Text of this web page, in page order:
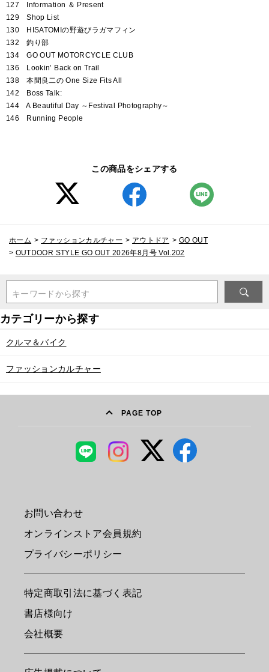
127 Information ＆ Present
129 Shop List
130 HISATOMIの野遊びラガマフィン
132 釣り部
134 GO OUT MOTORCYCLE CLUB
136 Lookin’ Back on Trail
138 本間良二の One Size Fits All
142 Boss Talk:
144 A Beautiful Day ～Festival Photography～
146 Running People
この商品をシェアする
ホーム > ファッションカルチャー > アウトドア > GO OUT
> OUTDOOR STYLE GO OUT 2026年8月号 Vol.202
キーワードから探す
クルマ＆バイク
ファッションカルチャー
PAGE TOP
お問い合わせ
オンラインストア会員規約
プライバシーポリシー
特定商取引法に基づく表記
書店様向け
会社概要